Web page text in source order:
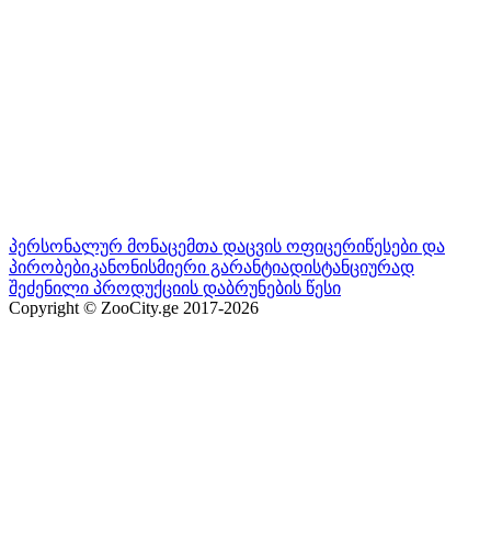
პერსონალურ მონაცემთა დაცვის ოფიცერიწესები და
პირობებიკანონისმიერი გარანტიადისტანციურად
შეძენილი პროდუქციის დაბრუნების წესი
Copyright © ZooCity.ge 2017-2026